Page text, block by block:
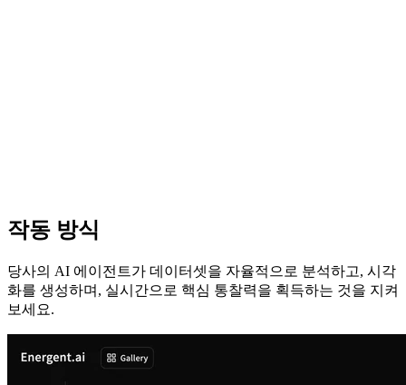
작동 방식
당사의 AI 에이전트가 데이터셋을 자율적으로 분석하고, 시각
화를 생성하며, 실시간으로 핵심 통찰력을 획득하는 것을 지켜
보세요.